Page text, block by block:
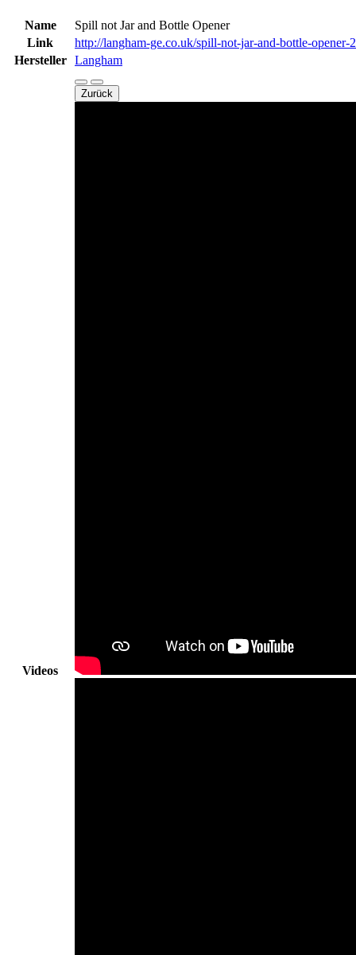
Name
Spill not Jar and Bottle Opener
Link
http://langham-ge.co.uk/spill-not-jar-and-bottle-opener-2
Hersteller
Langham
Videos
Zurück